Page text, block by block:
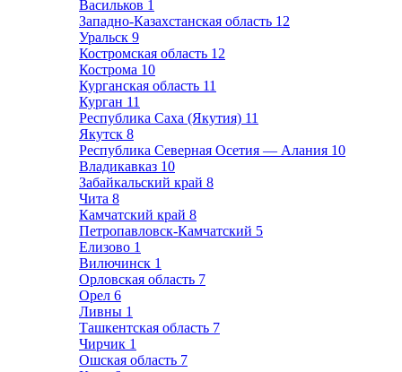
Васильков 1
Западно-Казахстанская область 12
Уральск 9
Костромская область 12
Кострома 10
Курганская область 11
Курган 11
Республика Саха (Якутия) 11
Якутск 8
Республика Северная Осетия — Алания 10
Владикавказ 10
Забайкальский край 8
Чита 8
Камчатский край 8
Петропавловск-Камчатский 5
Елизово 1
Вилючинск 1
Орловская область 7
Орел 6
Ливны 1
Ташкентская область 7
Чирчик 1
Ошская область 7